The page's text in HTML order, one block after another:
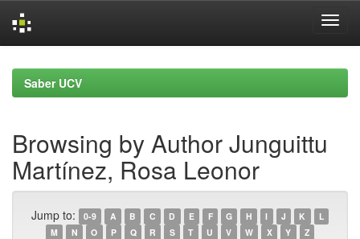
navigationSaber UCV
Browsing by Author Junguittu
Martínez, Rosa Leonor
Jump to: 0-9 A B C D E F G H I J K
L
M
N O P Q R S T U V W X Y Z